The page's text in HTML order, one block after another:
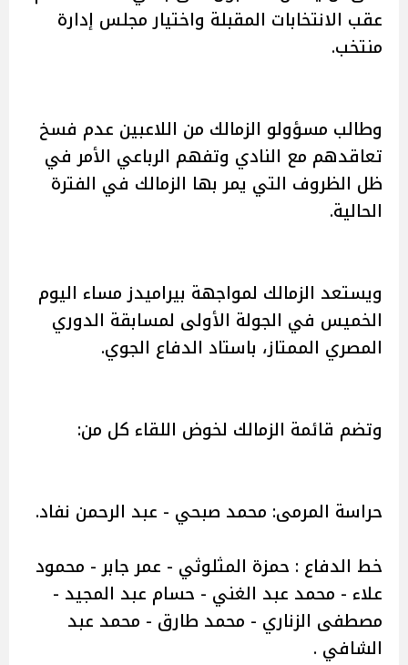
عقب الانتخابات المقبلة واختيار مجلس إدارة
منتخب.
وطالب مسؤولو الزمالك من اللاعبين عدم فسخ
تعاقدهم مع النادي وتفهم الرباعي الأمر في
ظل الظروف التي يمر بها الزمالك في الفترة
الحالية.
ويستعد الزمالك لمواجهة بيراميدز مساء اليوم
الخميس في الجولة الأولى لمسابقة الدوري
المصري الممتاز، باستاد الدفاع الجوي.
وتضم قائمة الزمالك لخوض اللقاء كل من:
حراسة المرمى: محمد صبحي - عبد الرحمن نفاد.
خط الدفاع : حمزة المثلوثي - عمر جابر - محمود
علاء - محمد عبد الغني - حسام عبد المجيد -
مصطفى الزناري - محمد طارق - محمد عبد
الشافي .